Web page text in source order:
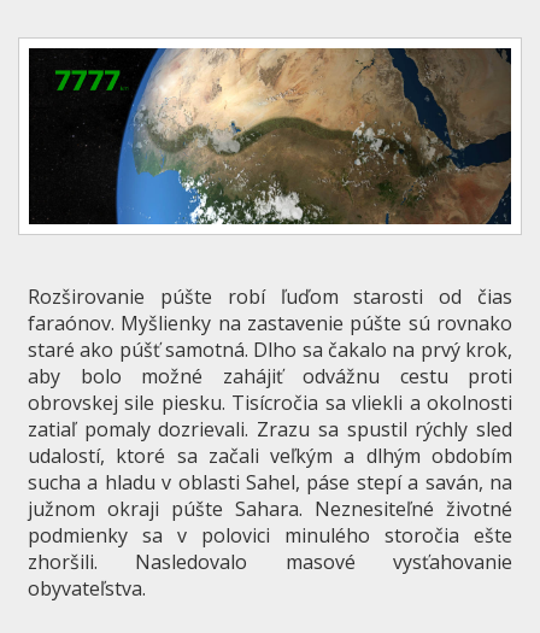
Rozširovanie púšte robí ľuďom starosti od čias
faraónov. Myšlienky na zastavenie púšte sú rovnako
staré ako púšť samotná. Dlho sa čakalo na prvý krok,
aby bolo možné zahájiť odvážnu cestu proti
obrovskej sile piesku. Tisícročia sa vliekli a okolnosti
zatiaľ pomaly dozrievali. Zrazu sa spustil rýchly sled
udalostí, ktoré sa začali veľkým a dlhým obdobím
sucha a hladu v oblasti Sahel, páse stepí a saván, na
južnom okraji púšte Sahara. Neznesiteľné životné
podmienky sa v polovici minulého storočia ešte
zhoršili. Nasledovalo masové vysťahovanie
obyvateľstva.